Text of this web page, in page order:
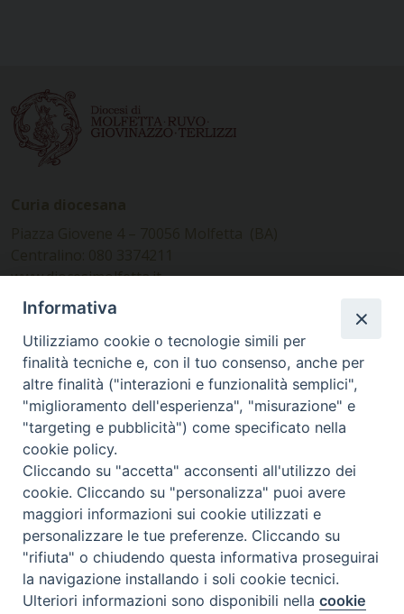
www.diocesimolfetta.it –
diocesimolfetta@pec.chiesacattolica.it
Ufficio Comunicazioni sociali
Piazza Giovene 4 – 70056 Molfetta (BA)
comunicazionisociali@diocesimolfetta.it
SEGUICI SU
Facebook
Instagram
X YouTube
Feed
Privacy Policy - trasparenza
© 2016 - 2026 Diocesi Molfetta Ruvo Giovinazzo Terlizzi
Preferenze Cookie
Informativa
Utilizziamo cookie o tecnologie simili per
finalità tecniche e, con il tuo consenso, anche per
altre finalità ("interazioni e funzionalità semplici",
"miglioramento dell'esperienza", "misurazione" e
"targeting e pubblicità") come specificato nella
cookie policy.
Cliccando su "accetta" acconsenti all'utilizzo dei
cookie. Cliccando su "personalizza" puoi avere
maggiori informazioni sui cookie utilizzati e
personalizzare le tue preferenze. Cliccando su
"rifiuta" o chiudendo questa informativa proseguirai
la navigazione installando i soli cookie tecnici.
Ulteriori informazioni sono disponibili nellacookie